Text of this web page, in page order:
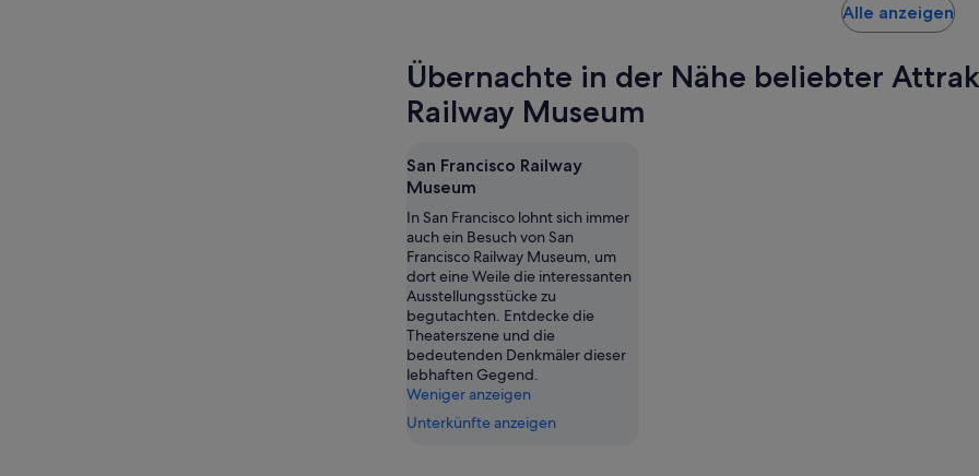
Alle anzeigen
Übernachte in der Nähe beliebter
Railway Museum
San Francisco Railway
Museum
In San Francisco lohnt sich immer
auch ein Besuch von San
Francisco Railway Museum, um
dort eine Weile die interessanten
Ausstellungsstücke zu
begutachten. Entdecke die
Theaterszene und die
bedeutenden Denkmäler dieser
lebhaften Gegend.
Weniger anzeigen
Unterkünfte anzeigen